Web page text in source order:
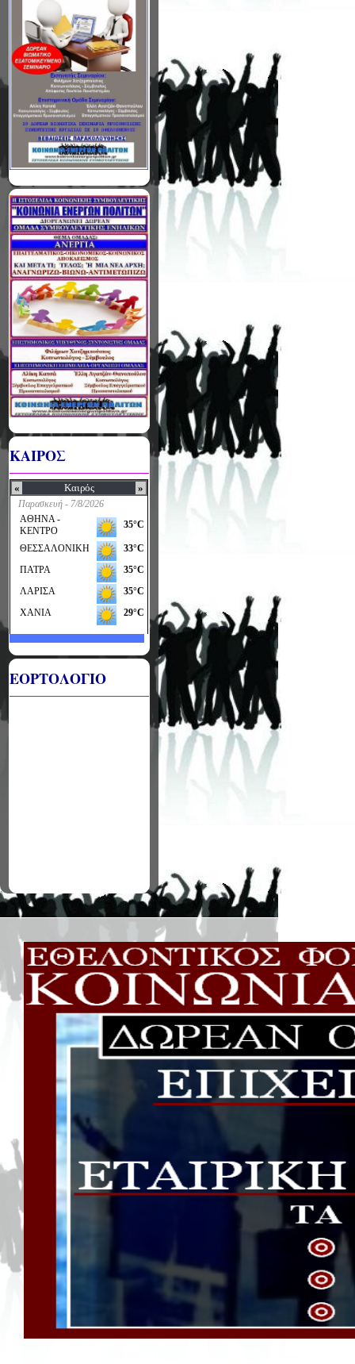
ΚΑΙΡΟΣ
ΕΟΡΤΟΛΟΓΙΟ